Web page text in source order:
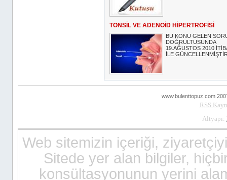
TONSİL VE ADENOİD HİPERTROFİSİ
BU KONU GELEN
DOĞRULTUSUNDA
19.AĞUSTOS 2010
İLE
www.bulenttopuz.com
RSS
Altyapı:
viagra
billigt
Web sitemizin içeriği,
Sitede yer alan bilgiler,
konsültasyonunun yerini